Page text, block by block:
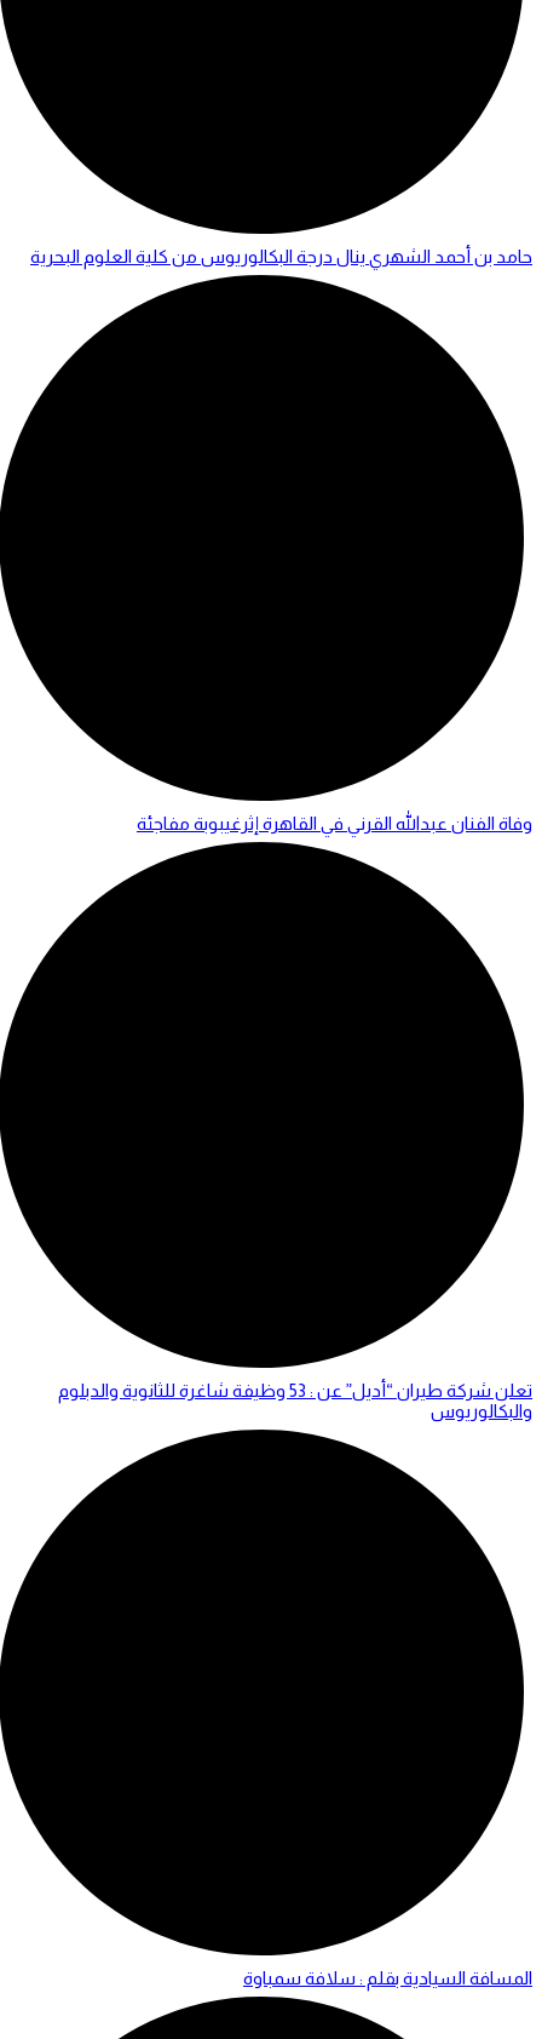
حامد بن أحمد الشهري ينال درجة البكالوريوس من كلية العلوم البحرية
وفاة الفنان عبدالله القرني في القاهرة إثرغيبوبة مفاجئة
تعلن شركة طيران “أديل” عن : 53 وظيفة شاغرة للثانوية والدبلوم
والبكالوريوس
المسافة السيادية بقلم : سلافة سمباوة